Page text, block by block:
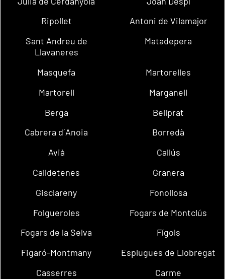
Ripollet
Antoni de Vilamajor
Sant Andreu de
Llavaneres
Matadepera
Masquefa
Martorelles
Martorell
Marganell
Berga
Bellprat
Cabrera d´Anoia
Borredà
Avià
Callús
Calldetenes
Granera
Gisclareny
Fonollosa
Folgueroles
Fogars de Montclús
Fogars de la Selva
Fígols
Figaró-Montmany
Esplugues de Llobregat
Casserres
Carme